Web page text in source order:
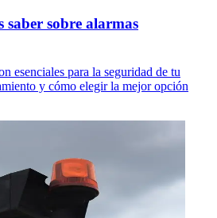
saber sobre alarmas
esenciales para la seguridad de tu
y cómo elegir la mejor opción